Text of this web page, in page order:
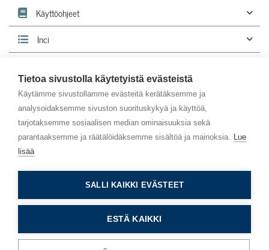
Tietoa sivustolla käytetyistä evästeistä
Käytämme sivustollamme evästeitä kerätäksemme ja
analysoidaksemme sivuston suorituskykyä ja käyttöä,
tarjotaksemme sosiaalisen median ominaisuuksia sekä
parantaaksemme ja räätälöidäksemme sisältöä ja mainoksia. Lue
lisää
SALLI KAIKKI EVÄSTEET
ESTÄ KAIKKI
Käyttöohjeet
Inci
Lehdestätunnistat luonnonkosmetiikkatuotteen.